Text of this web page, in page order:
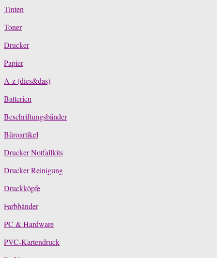
Tinten
Toner
Drucker
Papier
A-z (dies&das)
Batterien
Beschriftungsbänder
Büroartikel
Drucker Notfallkits
Drucker Reinigung
Druckköpfe
Farbbänder
PC & Hardware
PVC-Kartendruck